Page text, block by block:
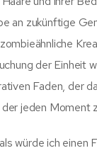
an zukünftige
der Einheit
Faden, der
jeden
würde ich